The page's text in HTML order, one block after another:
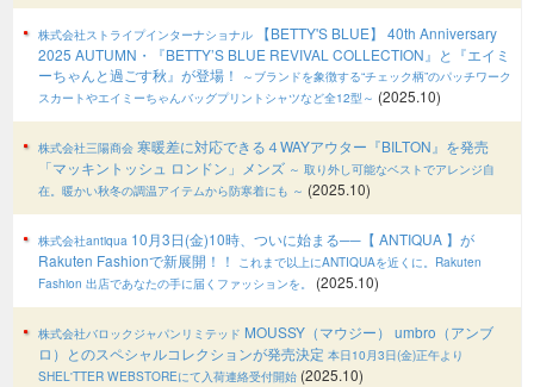
株式会社ストライプインターナショナル 【BETTY'S BLUE】 40th Anniversary
2025 AUTUMN・『BETTY’S BLUE REVIVAL COLLECTION』と『エイミ
ーちゃんと過ごす秋』が登場！
～ブランドを象徴する“チェック柄”のパッチワーク
スカートやエイミーちゃんバッグプリントシャツなど全12型～ (2025.10)
株式会社三陽商会 寒暖差に対応できる４WAYアウター『BILTON』を発売
「マッキントッシュ ロンドン」メンズ ～ 取り外し可能なベストでアレンジ自
在。暖かい秋冬の調温アイテムから防寒着にも ～ (2025.10)
株式会社antiqua 10月3日(金)10時、ついに始まる──【 ANTIQUA 】が
Rakuten Fashionで新展開！！ これまで以上にANTIQUAを近くに。Rakuten
Fashion 出店であなたの手に届くファッションを。
(2025.10)
株式会社バロックジャパンリミテッド MOUSSY（マウジー） umbro（アンブ
ロ）とのスペシャルコレクションが発売決定 本日10月3日(金)正午より
SHEL'TTER WEBSTOREにて入荷連絡受付開始 (2025.10)